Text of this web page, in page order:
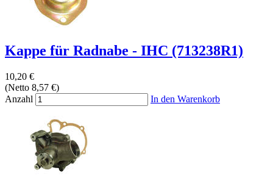
Kappe für Radnabe - IHC (713238R1)
10,20 €
(Netto 8,57 €)
Anzahl
In den Warenkorb